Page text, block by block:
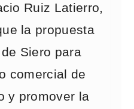
Ruiz Latierro,
la propuesta
Siero para
comercial de
y promover la